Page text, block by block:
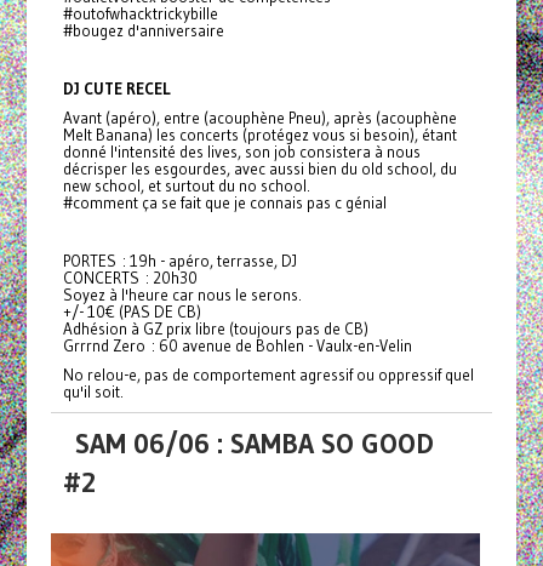
#outofwhacktrickybille
#bougez d'anniversaire
DJ CUTE RECEL
Avant (apéro), entre (acouphène Pneu), après (acouphène
Melt Banana) les concerts (protégez vous si besoin), étant
donné l'intensité des lives, son job consistera à nous
décrisper les esgourdes, avec aussi bien du old school, du
new school, et surtout du no school.
#comment ça se fait que je connais pas c génial
PORTES : 19h - apéro, terrasse, DJ
CONCERTS : 20h30
Soyez à l'heure car nous le serons.
+/- 10€ (PAS DE CB)
Adhésion à GZ prix libre (toujours pas de CB)
Grrrnd Zero : 60 avenue de Bohlen - Vaulx-en-Velin
No relou-e, pas de comportement agressif ou oppressif quel
qu'il soit.
SAM 06/06 : SAMBA SO GOOD
#2